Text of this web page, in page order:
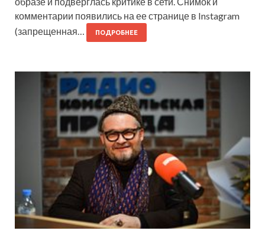
комментарии появились на ее странице в Instagram
(запрещенная…
ПОДРОБНЕЕ